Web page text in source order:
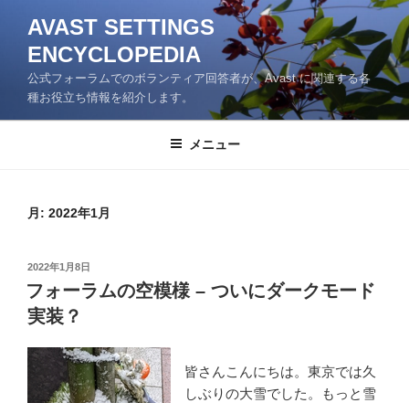
へ
AVAST SETTINGS
ENCYCLOPEDIA
公式フォーラムでのボランティア回答者が、Avast に関連する各
種お役立ち情報を紹介します。
メニュー
月: 2022年1月
投
稿
日:
2022年1月8日
フォーラムの空模様 – ついにダークモード
実装？
皆さんこんにちは。東京では久
しぶりの大雪でした。もっと雪